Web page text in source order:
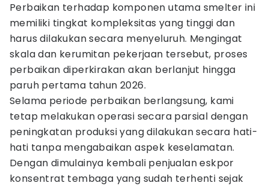
Perbaikan terhadap komponen utama smelter ini
memiliki tingkat kompleksitas yang tinggi dan
harus dilakukan secara menyeluruh. Mengingat
skala dan kerumitan pekerjaan tersebut, proses
perbaikan diperkirakan akan berlanjut hingga
paruh pertama tahun 2026.
Selama periode perbaikan berlangsung, kami
tetap melakukan operasi secara parsial dengan
peningkatan produksi yang dilakukan secara hati-
hati tanpa mengabaikan aspek keselamatan.
Dengan dimulainya kembali penjualan eskpor
konsentrat tembaga yang sudah terhenti sejak